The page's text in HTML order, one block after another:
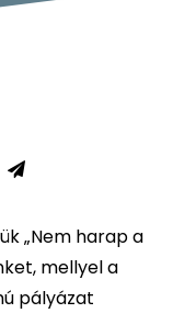
„Nem harap a
mellyel a
pályázat